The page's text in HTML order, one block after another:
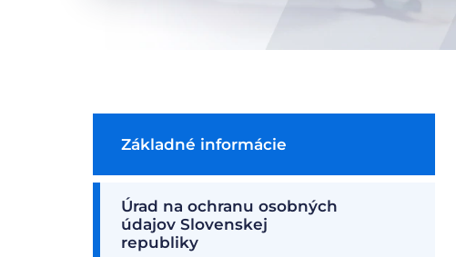
Základné informácie
Úrad na ochranu osobných
údajov Slovenskej
republiky